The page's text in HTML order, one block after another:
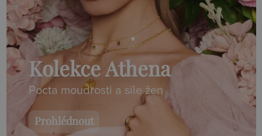
Kolekce Athena
Pocta moudrosti a síle žen
Prohlédnout